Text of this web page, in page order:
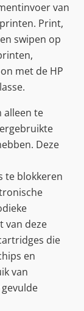
van
Print,
swipen op
met de HP
alleen te
Deze
te blokkeren
van deze
die
en
van